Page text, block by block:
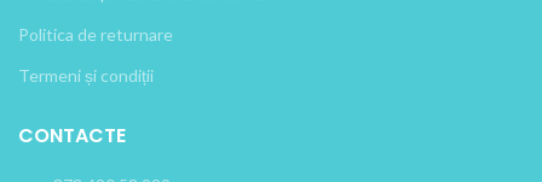
Politica de returnare
Termeni și condiții
CONTACTE